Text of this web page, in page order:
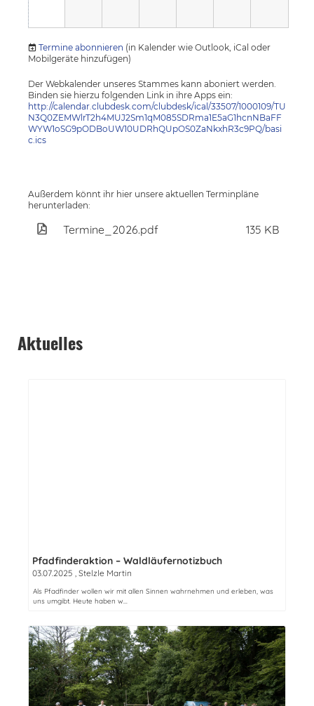
Termine abonnieren (in Kalender wie Outlook, iCal oder
Mobilgeräte hinzufügen)
Der Webkalender unseres Stammes kann aboniert werden.
Binden sie hierzu folgenden Link in ihre Apps ein:
http://calendar.clubdesk.com/clubdesk/ical/33507/1000109/TU
N3Q0ZEMWlrT2h4MUJ2Sm1qM085SDRma1E5aG1hcnNBaFF
WYW1oSG9pODBoUW10UDRhQUpOS0ZaNkxhR3c9PQ/basi
c.ics
Außerdem könnt ihr hier unsere aktuellen Terminpläne
herunterladen:
Termine_2026.pdf 135 KB
Aktuelles
Pfadfinderaktion – Waldläufernotizbuch
03.07.2025 , Stelzle Martin
Als Pfadfinder wollen wir mit allen Sinnen wahrnehmen und erleben, was
uns umgibt. Heute haben w...